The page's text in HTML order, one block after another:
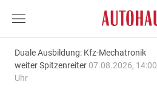
Duale Ausbildung: Kfz-Mechatronik
weiter Spitzenreiter 07.08.2026, 14:00
Uhr